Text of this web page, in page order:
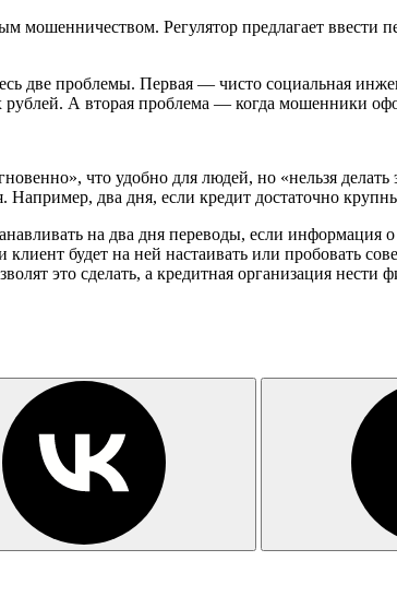
мошенничеством. Регулятор предлагает
две проблемы. Первая — чисто социальная
рублей. А вторая проблема — когда мошенники
что удобно для людей, но «нельзя
два дня, если кредит достаточно
на два дня переводы, если
будет на ней настаивать или пробовать
это сделать, а кредитная организация нести